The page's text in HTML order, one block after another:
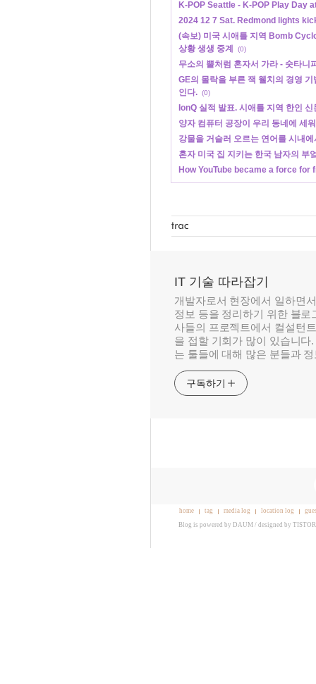
K-POP Seattle - K-POP Play Day
2024 12 7 Sat. Redmond lights
(속보) 미국 시애틀 지역 Bomb
상황 생생 중계
(0)
무소의 뿔처럼 혼자서 가라 - 숫타니
GE의 몰락을 부른 잭 웰치의 경영
인다. (0)
IonQ 실적 발표. 시애틀 지역 한인
양자 컴퓨터 공장이 우리 동네에 세
강물을 거슬러 오르는 연어를 시내
혼자 미국 집 지키는 한국 남자의 부
How YouTube became a force
IT 기술 따라잡기
개발자로서 현장에서 일하면
정보 등을 정리하기 위한 블
사들의 프로젝트에서 컬설턴
을 접할 기회가 많이 있습니
는 툴들에 대해 많은 분들과
구독하기
home tag media log location log
Blog is powered by DAUM / designed by